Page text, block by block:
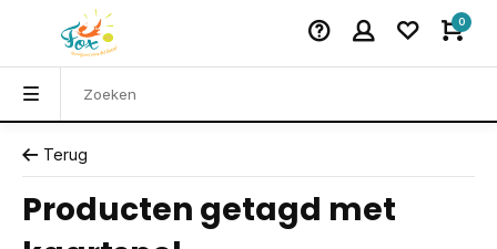
0
Terug
Producten getagd met